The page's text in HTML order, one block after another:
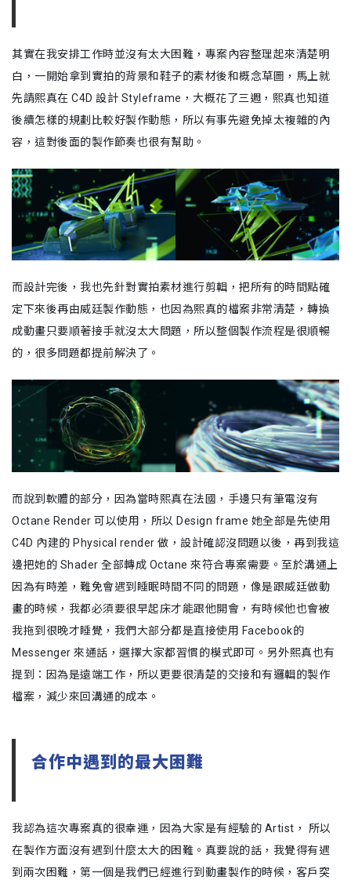
其實在我安排工作時並沒有太大困難，專案內容整理起來清楚明
白，一開始拿到實拍的背景和鞋子的素材後和概念草圖，馬上就
先請熙真在 C4D 設計 Styleframe，大概花了三週，熙真也知道
後續怎樣的規劃比較好製作動態，所以有事先避免掉太複雜的內
容，這對後面的製作節奏也很有幫助。
而設計完後，我也先針對實拍素材進行剪輯，把所有的時間點確
定下來後再由威廷製作動態，也因為熙真的檔案非常清楚，轉換
成動畫只要順著接手就沒太大問題，所以整個製作流程是很順暢
的，很多問題都提前解決了。
而說到軟體的部分，因為當時熙真在法國，手邊只有筆電沒有
Octane Render 可以使用，所以 Design frame 她全部是先使用
C4D 內建的 Physical render 做，設計確認沒問題以後，再到我這
邊把她的 Shader 全部轉成 Octane 來符合專案需要。至於溝通上
因為有時差，難免會遇到睡眠時間不同的問題，像是跟威廷做動
畫的時候，我都必須要很早起床才能跟他開會，有時候他也會被
我拖到很晚才睡覺，我們大部分都是直接使用 Facebook的
Messenger 來通話，選擇大家都習慣的模式即可。另外熙真也有
提到：因為是遠端工作，所以更要很清楚的交接和有邏輯的製作
檔案，減少來回溝通的成本。
合作中遇到的最大困難
我認為這次專案真的很幸運，因為大家是有經驗的 Artist， 所以
在製作方面沒有遇到什麼太大的困難。真要說的話，我覺得有遇
到兩次困難，第一個是我們已經進行到動畫製作的時候，客戶突